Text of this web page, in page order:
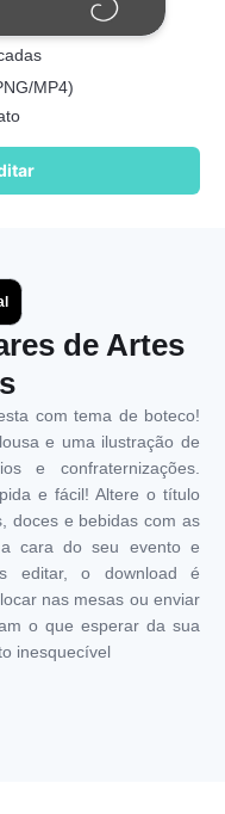
MP4)
de Artes
com tema de boteco!
e uma ilustração de
e confraternizações.
e fácil! Altere o título
doces e bebidas com as
cara do seu evento e
editar, o download é
nas mesas ou enviar
o que esperar da sua
inesquecível